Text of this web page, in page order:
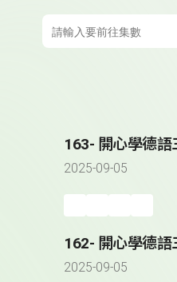
163- 開心學德
2025-09-05
162- 開心學德
2025-09-05